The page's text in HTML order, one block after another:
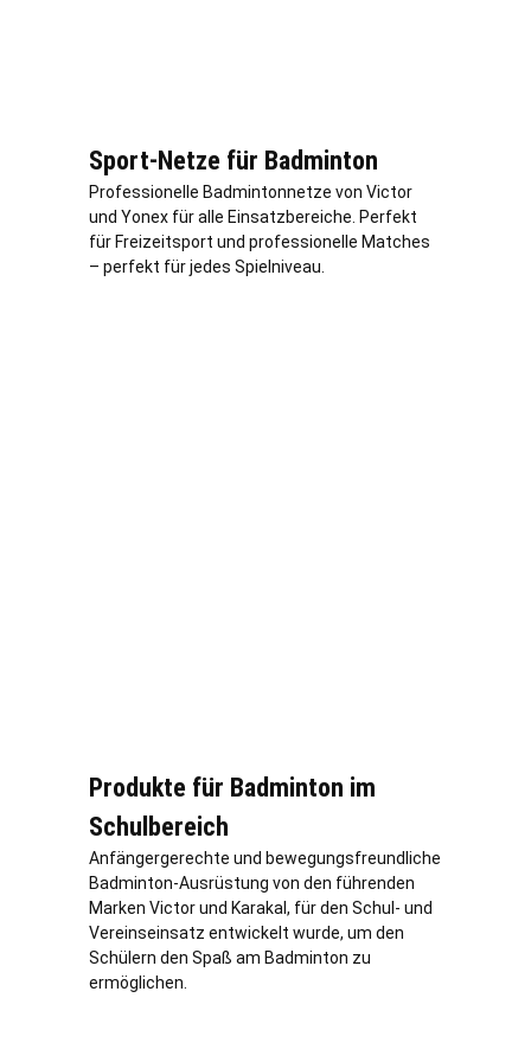
Sport-Netze für Badminton
Professionelle Badmintonnetze von Victor
und Yonex für alle Einsatzbereiche. Perfekt
für Freizeitsport und professionelle Matches
– perfekt für jedes Spielniveau.
Produkte für Badminton im
Schulbereich
Anfängergerechte und bewegungsfreundliche
Badminton-Ausrüstung von den führenden
Marken Victor und Karakal, für den Schul- und
Vereinseinsatz entwickelt wurde, um den
Schülern den Spaß am Badminton zu
ermöglichen.